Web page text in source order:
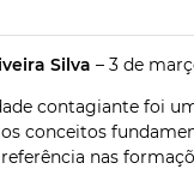
Silva – 3 de
contagiante foi
conceitos
nas